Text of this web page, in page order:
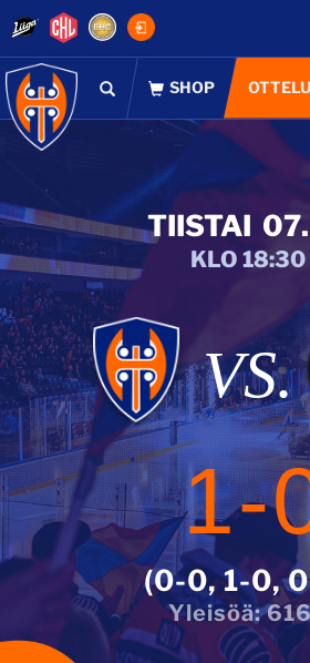
TIISTAI
KLO 18:30
VS.
1-
0-0, 1-0,